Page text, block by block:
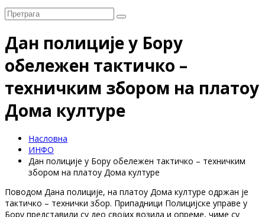
Дан полиције у Бору
обележен тактичко –
техничким збором на платоу
Дома културе
Насловна
ИНФО
Дан полиције у Бору обележен тактичко – техничким
збором на платоу Дома културе
Поводом Дана полиције, на платоу Дома културе одржан је
тактичко – технички збор. Припадници Полицијске управе у
Бору представили су део својих возила и опреме, чиме су